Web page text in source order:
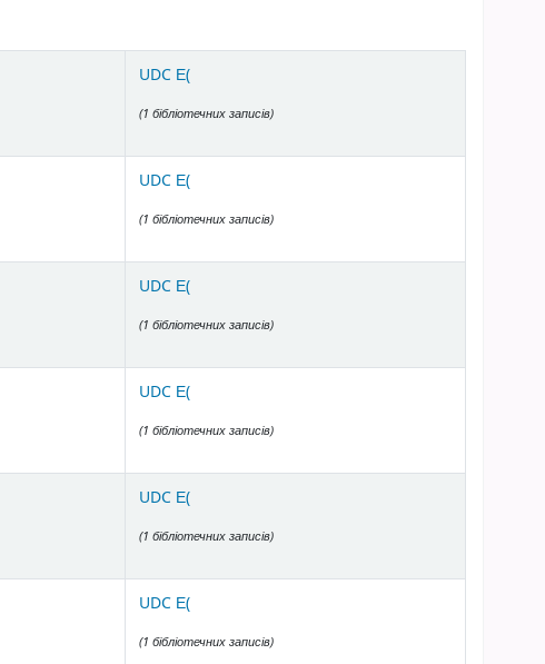
UDC Е(
(1 бібліотечних записів)
UDC Е(
(1 бібліотечних записів)
UDC Е(
(1 бібліотечних записів)
UDC Е(
(1 бібліотечних записів)
UDC Е(
(1 бібліотечних записів)
UDC Е(
(1 бібліотечних записів)